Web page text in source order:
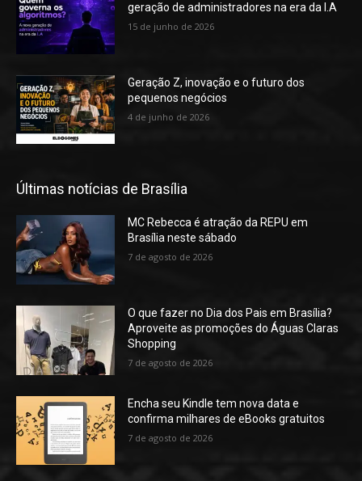
geração de administradores na era da I.A
15 de junho de 2026
Geração Z, inovação e o futuro dos
pequenos negócios
4 de junho de 2026
Últimas notícias de Brasília
MC Rebecca é atração da REPU em
Brasília neste sábado
7 de agosto de 2026
O que fazer no Dia dos Pais em Brasília?
Aproveite as promoções do Águas Claras
Shopping
7 de agosto de 2026
Encha seu Kindle tem nova data e
confirma milhares de eBooks gratuitos
7 de agosto de 2026